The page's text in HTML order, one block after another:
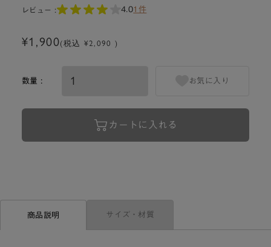
レビュー : 4.01件
¥1,900(税込 ¥2,090 )
数量 :
カートに入れる
お気に入り
商品説明 サイズ・材質